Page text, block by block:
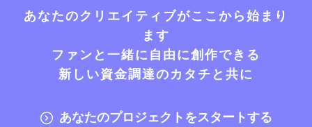
あなたのクリエイティブがここから始まり
ます
ファンと一緒に自由に創作できる
新しい資金調達のカタチと共に
あなたのプロジェクトをスタートする